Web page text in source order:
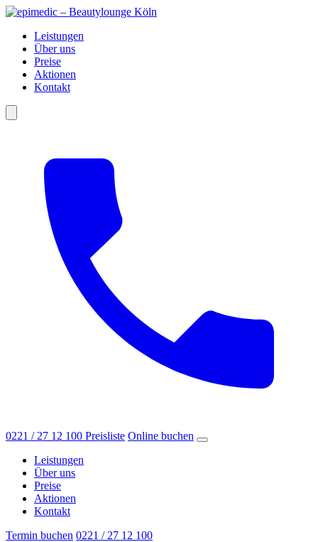
Leistungen
Über uns
Preise
Aktionen
Kontakt
0221 / 27 12 100 Preisliste Online buchen
Leistungen
Über uns
Preise
Aktionen
Kontakt
Termin buchen 0221 / 27 12 100